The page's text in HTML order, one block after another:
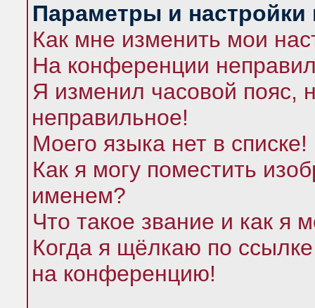
Параметры и настройки
Как мне изменить мои
На конференции
Я изменил часовой пояс,
неправильное!
Моего языка нет в списке!
Как я могу поместить
именем?
Что такое звание и как я
Когда я щёлкаю по
на конференцию!